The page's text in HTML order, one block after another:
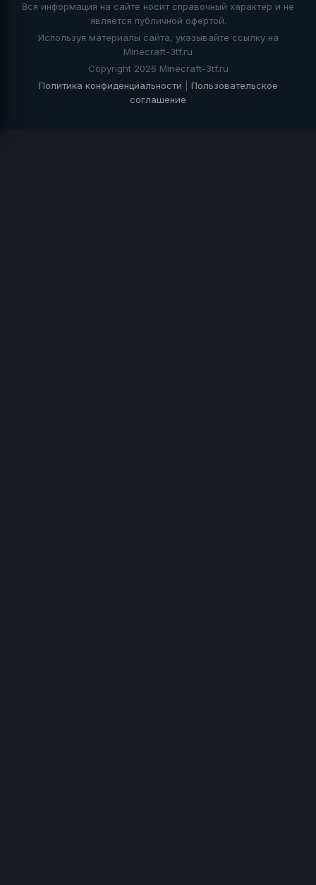
Вся информация на сайте носит справочный характер и не
является публичной офертой.
Используя материалы сайта, указывайте ссылку на
Minecraft-3tf.ru
Copyright 2026 Minecraft-3tf.ru
Политика конфиденциальности
Пользовательское
соглашение